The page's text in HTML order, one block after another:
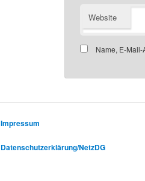
Website
Name, E-
Impressum
Datenschutzerklärung/NetzDG